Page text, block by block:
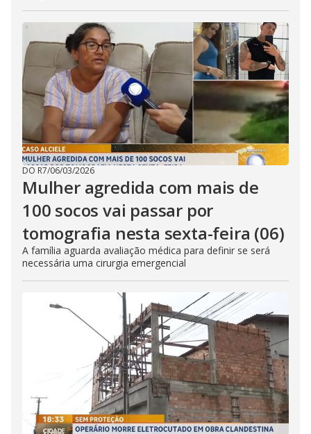
DO R7/06/03/2026
Mulher agredida com mais de
100 socos vai passar por
tomografia nesta sexta-feira (06)
A família aguarda avaliação médica para definir se será
necessária uma cirurgia emergencial